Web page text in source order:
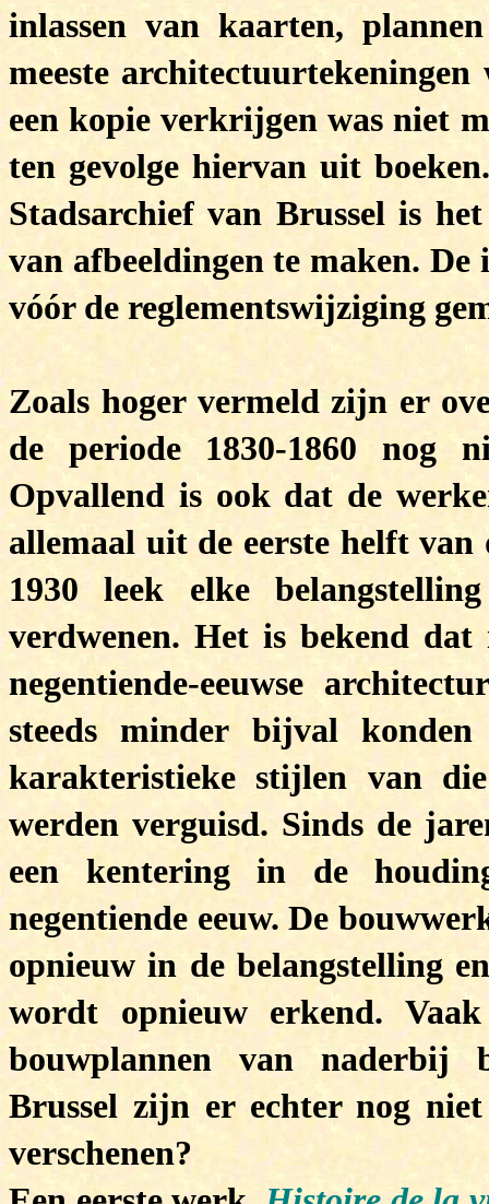
inlassen van kaarten,
meeste
een kopie verkrijgen was niet
ten gevolge hiervan uit
Stadsarchief van Brussel is
van afbeeldingen te maken.
vóór de reglementswijziging
Zoals hoger vermeld zijn er
de periode 1830-1860 nog
Opvallend is ook dat de
allemaal uit de eerste helft
1930 leek elke
verdwenen. Het is bekend
negentiende-eeuwse
steeds minder bijval
karakteristieke stijlen van
werden verguisd. Sinds de
een kentering in de
negentiende eeuw. De
opnieuw in de belangstelling
wordt opnieuw erkend.
bouwplannen van naderbij
Brussel zijn er echter nog
verschenen?